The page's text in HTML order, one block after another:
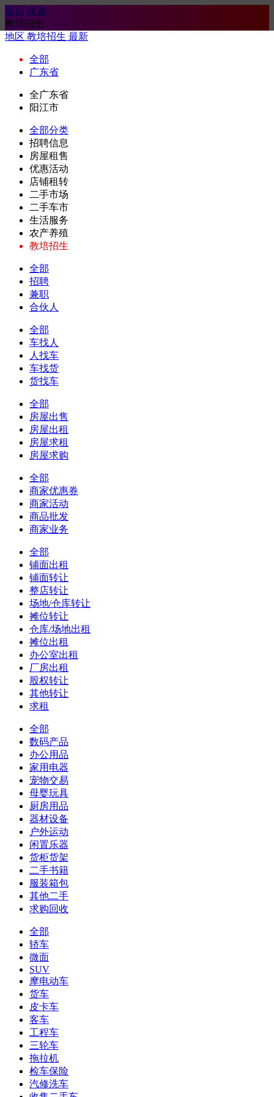
返回 搜索
教培招生
地区 教培招生 最新
全部
广东省
全广东省
阳江市
全部分类
招聘信息
房屋租售
优惠活动
店铺租转
二手市场
二手车市
生活服务
农产养殖
教培招生
全部
招聘
兼职
合伙人
全部
车找人
人找车
车找货
货找车
全部
房屋出售
房屋出租
房屋求租
房屋求购
全部
商家优惠券
商家活动
商品批发
商家业务
全部
铺面出租
铺面转让
整店转让
场地/仓库转让
摊位转让
仓库/场地出租
摊位出租
办公室出租
厂房出租
股权转让
其他转让
求租
全部
数码产品
办公用品
家用电器
宠物交易
母婴玩具
厨房用品
器材设备
户外运动
闲置乐器
货柜货架
二手书籍
服装箱包
其他二手
求购回收
全部
轿车
微面
SUV
摩电动车
货车
皮卡车
客车
工程车
三轮车
拖拉机
检车保险
汽修洗车